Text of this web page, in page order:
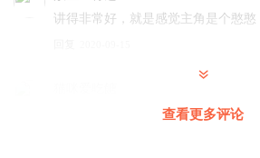
讲得非常好，就是感觉主角是个憨憨
可以洪厚的声音 期待下次更加厉害
查看更多评论